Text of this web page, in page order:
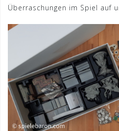
Überraschungen im Spiel auf